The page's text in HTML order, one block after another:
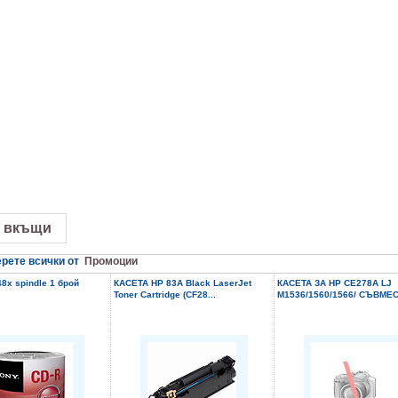
всички от Промоции
spindle 1 брой
КАСЕТА HP 83A Black LaserJet
Toner Cartridge (CF28...
КАСЕТА ЗА HP CE278A LJ
M1536/1560/1566/